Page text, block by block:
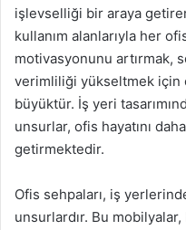
işlevselliği bir araya
kullanım alanlarıyla her
motivasyonunu artırmak,
verimliliği yükseltmek için
büyüktür. İş yeri
unsurlar, ofis hayatını
getirmektedir.
Ofis sehpaları, iş
unsurlardır. Bu mobilyalar,